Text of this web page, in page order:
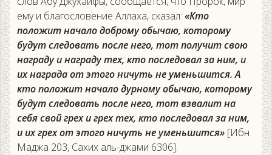
ему и благословение Аллаха, сказал: «Кто
положит начало доброму обычаю, которому
будут следовать после него, тот получит свою
награду и награду тех, кто последовал за ним, и
их награда от этого ничуть не уменьшится. А
кто положит начало дурному обычаю, которому
будут следовать после него, тот взвалит на
себя свой грех и грех тех, кто последовал за ним,
и их грех от этого ничуть не уменьшится» [Ибн
Маджа 203, Сахих аль-джами 6306].